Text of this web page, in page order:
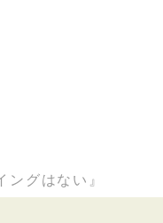
ングはない』